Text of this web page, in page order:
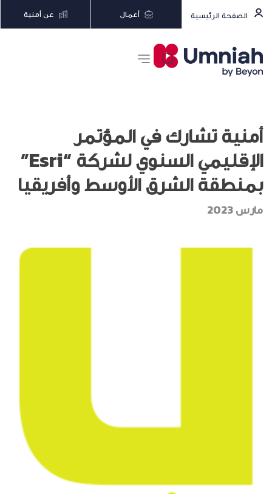
الصفحة الرئيسية أعمال عن أمنية
أمنية تشارك في المؤتمر
الإقليمي السنوي لشركة “Esri”
بمنطقة الشرق الأوسط وأفريقيا
مارس 2023